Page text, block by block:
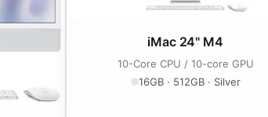
iMac 24" M4
10-Core CPU / 10-core GPU
16GB · 512GB · Silver